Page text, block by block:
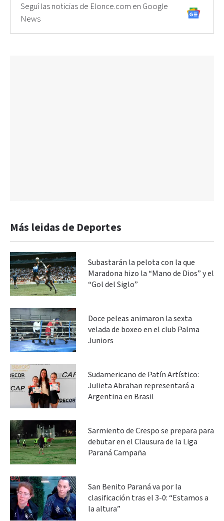
Seguí las noticias de Elonce.com en Google
News
Más leidas de Deportes
Subastarán la pelota con la que
Maradona hizo la “Mano de Dios” y el
“Gol del Siglo”
Doce peleas animaron la sexta
velada de boxeo en el club Palma
Juniors
Sudamericano de Patín Artístico:
Julieta Abrahan representará a
Argentina en Brasil
Sarmiento de Crespo se prepara para
debutar en el Clausura de la Liga
Paraná Campaña
San Benito Paraná va por la
clasificación tras el 3-0: “Estamos a
la altura”